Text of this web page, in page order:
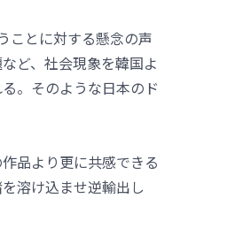
ことに対する懸念の声
ど、社会現象を韓国よ
。そのような日本のド
品より更に共感できる
溶け込ませ逆輸出し